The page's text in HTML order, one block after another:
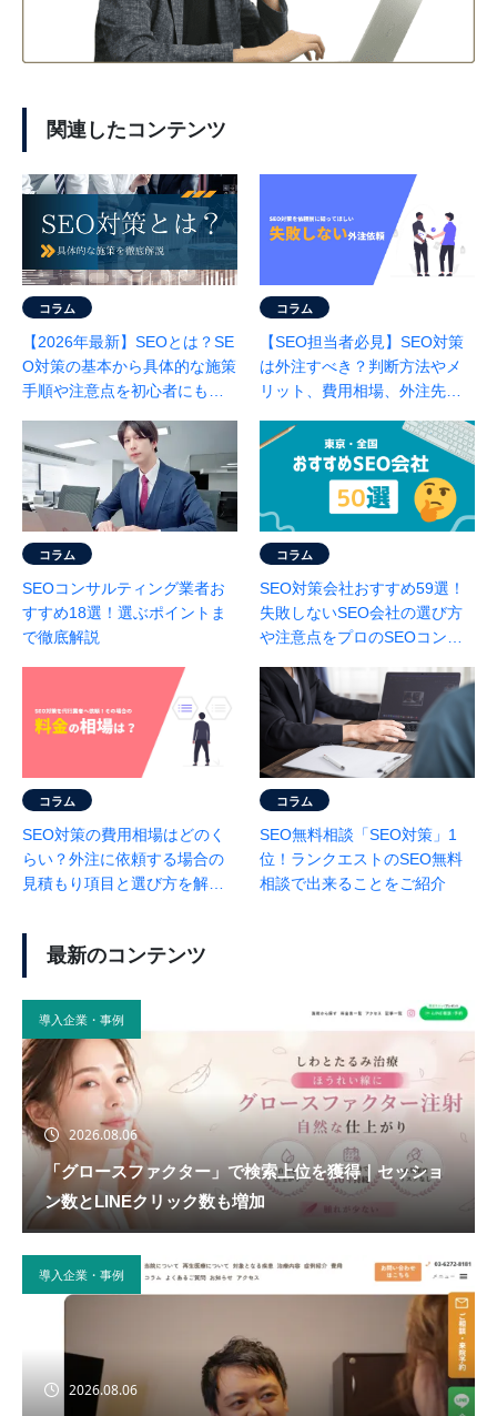
関連したコンテンツ
コラム
【2026年最新】SEOとは？SE
O対策の基本から具体的な施策
手順や注意点を初心者にもわ
コラム
【SEO担当者必見】SEO対策
は外注すべき？判断方法やメ
リット、費用相場、外注先の
コラム
SEOコンサルティング業者お
すすめ18選！選ぶポイントま
で徹底解説
コラム
SEO対策会社おすすめ59選！
失敗しないSEO会社の選び方
や注意点をプロのSEOコンサ
コラム
SEO対策の費用相場はどのく
らい？外注に依頼する場合の
見積もり項目と選び方を解説
コラム
SEO無料相談「SEO対策」1
位！ランクエストのSEO無料
相談で出来ることをご紹介
最新のコンテンツ
導入企業・事例
2026.08.06
「グロースファクター」で検索上位を獲得｜セッショ
ン数とLINEクリック数も増加
導入企業・事例
2026.08.06